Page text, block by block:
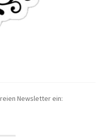
Newsletter ein: